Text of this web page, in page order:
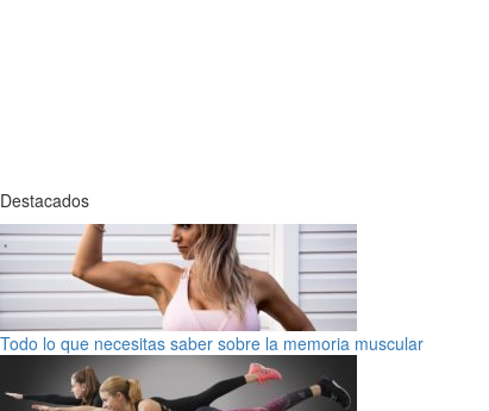
Destacados
Todo lo que necesitas saber sobre la memoria muscular